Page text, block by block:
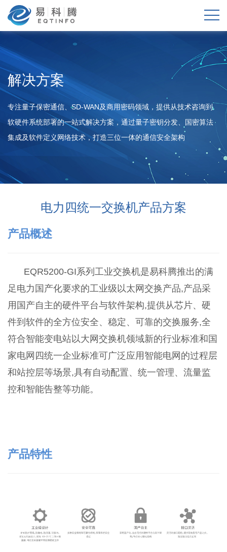
解决方案
专注量子保密通信、SD-WAN及商用密码领域，提供从技术咨询到
软硬件系统部署的一站式解决方案，通过量子密钥分发、国密算法
集成及软件定义网络技术，打造三位一体的通信安全架构
电力四统一交换机产品方案
产品概述
EQR5200-GI系列工业交换机是易科腾推出的满
足电力国产化要求的工业级以太网交换产品,产品采
用国产自主的硬件平台与软件架构,提供从芯片、硬
件到软件的全方位安全、稳定、可靠的交换服务,全
符合智能变电站以大网交换机领域新的行业标准和国
家电网四统一企业标准可广泛应用智能电网的过程层
和站控层等场景,具有自动配置、统一管理、流量监
控和智能告整等功能。
产品特性